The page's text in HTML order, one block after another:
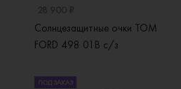
Солнцезащитные очки TOM
FORD 498 01B с/з
ПОД ЗАКАЗ